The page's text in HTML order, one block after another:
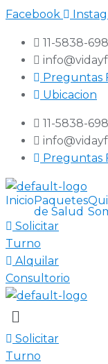
Facebook
11-5838-
Preguntas
Ubicacion
11-5838-
Preguntas
InicioPaquetes
de Salud
Solicitar
Turno
Alquilar
Consultorio
Solicitar
Turno